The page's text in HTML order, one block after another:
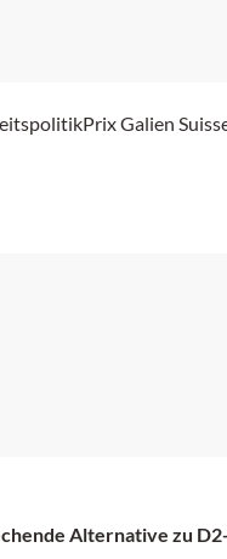
Prix Galien
Alternative zu